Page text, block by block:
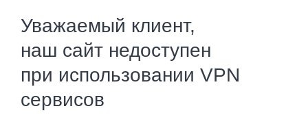
Уважаемый клиент,
наш сайт недоступен
при использовании VPN
сервисов